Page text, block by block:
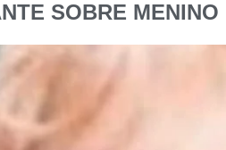
SOBRE